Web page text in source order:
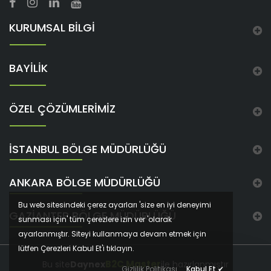
KURUMSAL BİLGİ
BAYİLİK
ÖZEL ÇÖZÜMLERİMİZ
İSTANBUL BÖLGE MÜDÜRLÜĞÜ
ANKARA BÖLGE MÜDÜRLÜĞÜ
GAZIANTEP BÖLGE MÜDÜRLÜĞÜ
B2C Masterile hazırlanmıştır
Bu web sitesindeki çerez ayarları 'size en iyi deneyimi
sunması için' tüm çerezlere izin ver 'olarak
ayarlanmıştır. Siteyi kullanmaya devam etmek için
lütfen Çerezleri Kabul Et'i tıklayın.
Gizlilik Politikası
Kabul Et ✔